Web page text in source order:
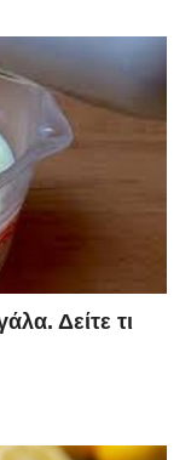
Δείτε τι